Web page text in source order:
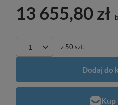
13 655,80 zł
z 50 szt.
Dodaj do